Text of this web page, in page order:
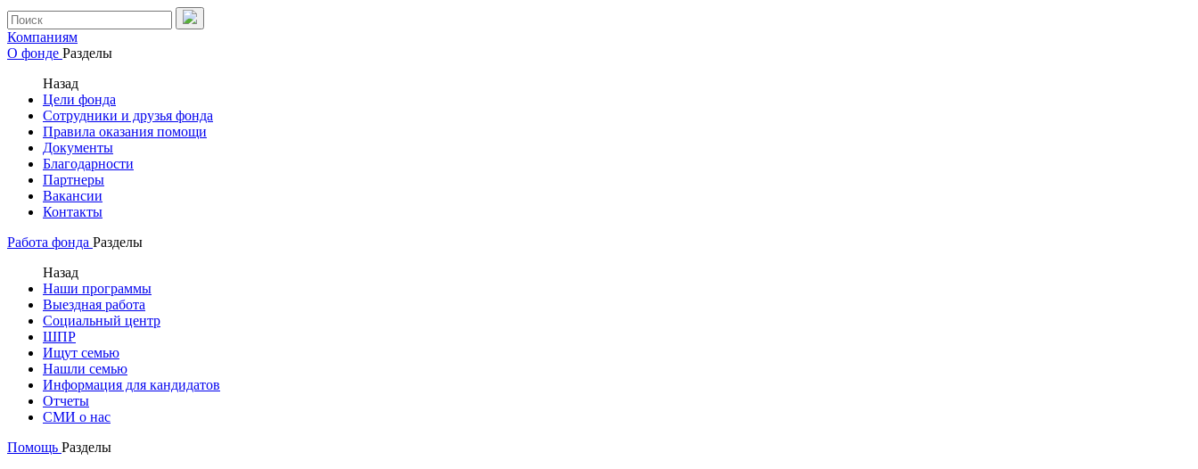
Компаниям
О фонде Разделы
Назад
Цели фонда
Сотрудники и друзья фонда
Правила оказания помощи
Документы
Благодарности
Партнеры
Вакансии
Контакты
Работа фонда Разделы
Назад
Наши программы
Выездная работа
Социальный центр
ШПР
Ищут семью
Нашли семью
Информация для кандидатов
Отчеты
СМИ о нас
Помощь Разделы